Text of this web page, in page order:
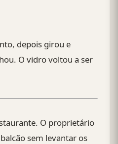
depois girou e
O vidro voltou a ser
O proprietário
sem levantar os